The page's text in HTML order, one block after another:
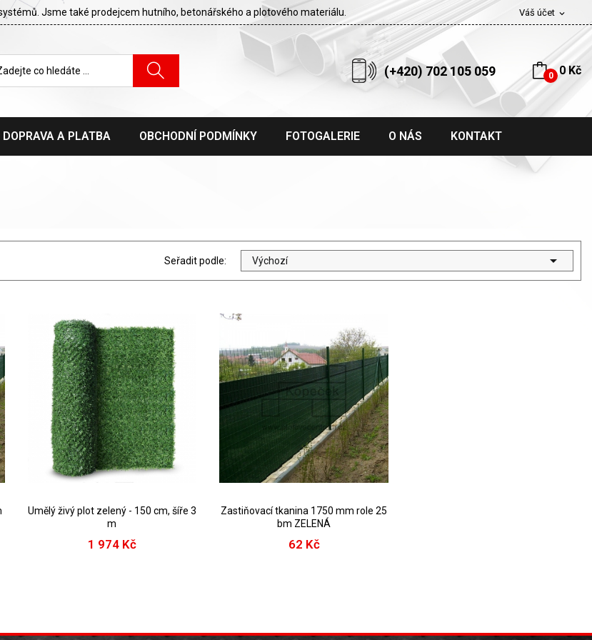
Váš účet expand_more
Jsme také prodejcem hutního, betonářského a plotového materiálu.
0 0 Kč
(+420) 702 105 059
DOPRAVA A PLATBA OBCHODNÍ PODMÍNKY FOTOGALERIE O NÁS KONTAKT
Seřadit podle: Výchozí 
Umělý živý plot zelený - 150 cm, šíře 3
m
1 974 Kč
Zastiňovací tkanina 1750 mm role 25
bm ZELENÁ
62 Kč